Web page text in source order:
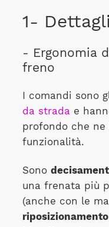
1-
- Ergonomia
freno
I comandi sono
da strada e
profondo che ne
funzionalità.
Sono
una frenata più
(anche con le